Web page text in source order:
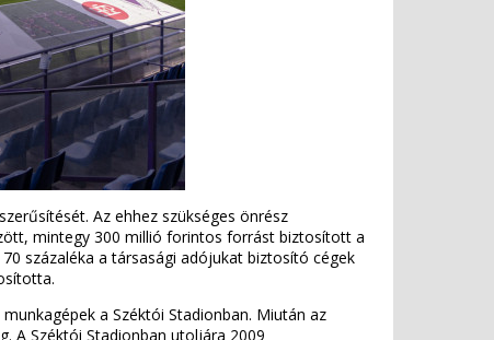
Az ehhez szükséges önrész
mintegy 300 millió forintos forrást biztosított a
százaléka a társasági adójukat biztosító cégek
a Széktói Stadionban. Miután az
A Széktói Stadionban utoljára 2009